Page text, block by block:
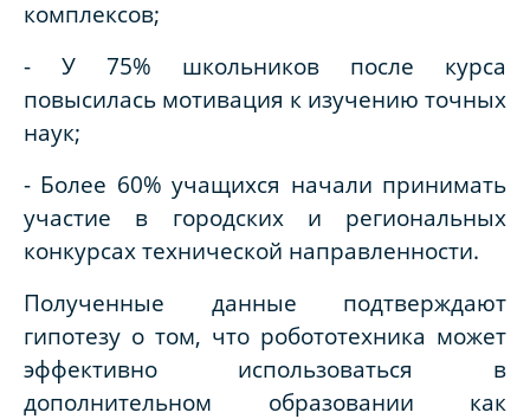
комплексов;
- У 75% школьников после курса
повысилась мотивация к изучению точных
наук;
- Более 60% учащихся начали принимать
участие в городских и региональных
конкурсах технической направленности.
Полученные данные подтверждают
гипотезу о том, что робототехника может
эффективно использоваться в
дополнительном образовании как